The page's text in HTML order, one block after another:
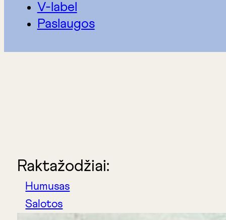
V-label
Paslaugos
Raktažodžiai:
Humusas
Salotos